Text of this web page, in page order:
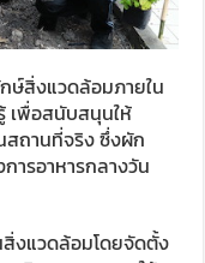
ษ์สิ่งแวดล้อมภายใน
เพื่อสนับสนุนให้
สถานที่จริง ซึ่งผัก
ารอาหารกลางวัน
งแวดล้อมโดยจัดตั้ง